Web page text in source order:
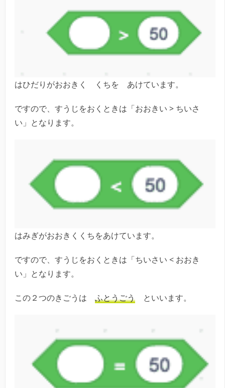
はひだりがおおきく くちを あけています。
ですので、すうじをおくときは「おおきい > ちいさ
い」となります。
はみぎがおおきくくちをあけています。
ですので、すうじをおくときは「ちいさい < おおき
い」となります。
この２つのきごうは ふとうごう といいます。